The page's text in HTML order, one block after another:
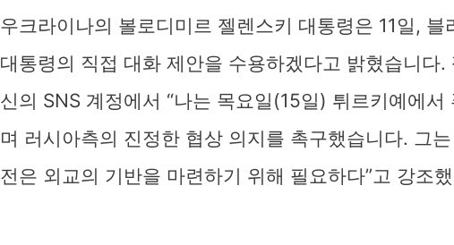
우크라이나의 볼로디미르 젤렌스키 대통령은 11일,
대통령의 직접 대화 제안을 수용하겠다고 밝혔습니다
신의 SNS 계정에서 “나는 목요일(15일) 튀르키예에서
며 러시아측의 진정한 협상 의지를 촉구했습니다. 그
전은 외교의 기반을 마련하기 위해 필요하다”고 강조